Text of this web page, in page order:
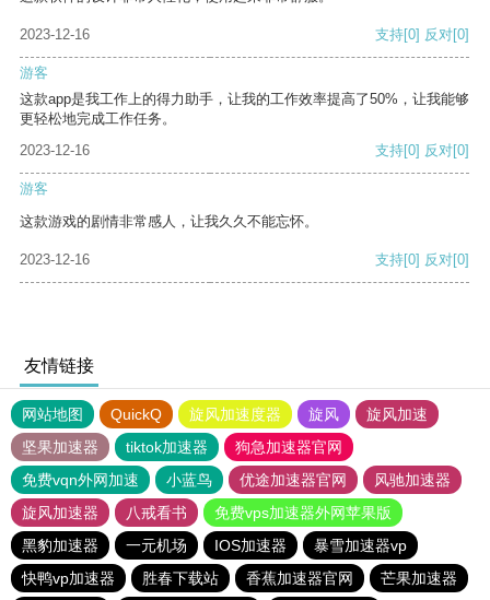
2023-12-16 支持[0] 反对[0]
游客
这款app是我工作上的得力助手，让我的工作效率提高了50%，让我能够
更轻松地完成工作任务。
2023-12-16
支持[0] 反对[0]
游客
这款游戏的剧情非常感人，让我久久不能忘怀。
2023-12-16 支持[0] 反对[0]
友情链接
网站地图 QuickQ 旋风加速度器 旋风
旋风加速
坚果加速器
tiktok加速器
狗急加速器官网
免费vqn外网加速
小蓝鸟 优途加速器官网
风驰加速器
旋风加速器
八戒看书
免费vps加速器外网苹果版
黑豹加速器
一元机场 IOS加速器
暴雪加速器vp
快鸭vp加速器
胜春下载站 香蕉加速器官网 芒果加速器